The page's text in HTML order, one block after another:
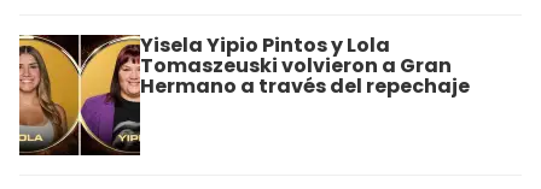
Yisela Yipio Pintos y Lola
Tomaszeuski volvieron a Gran
Hermano a través del repechaje